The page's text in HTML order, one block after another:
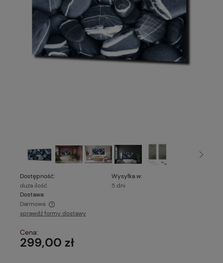
Dostępność:
duża ilość
Wysyłka w:
5 dni
Dostawa:
Darmowa
Cena nie zawiera ewentualnych kosztów płatności
sprawdź formy dostawy
Cena:
299,00 zł